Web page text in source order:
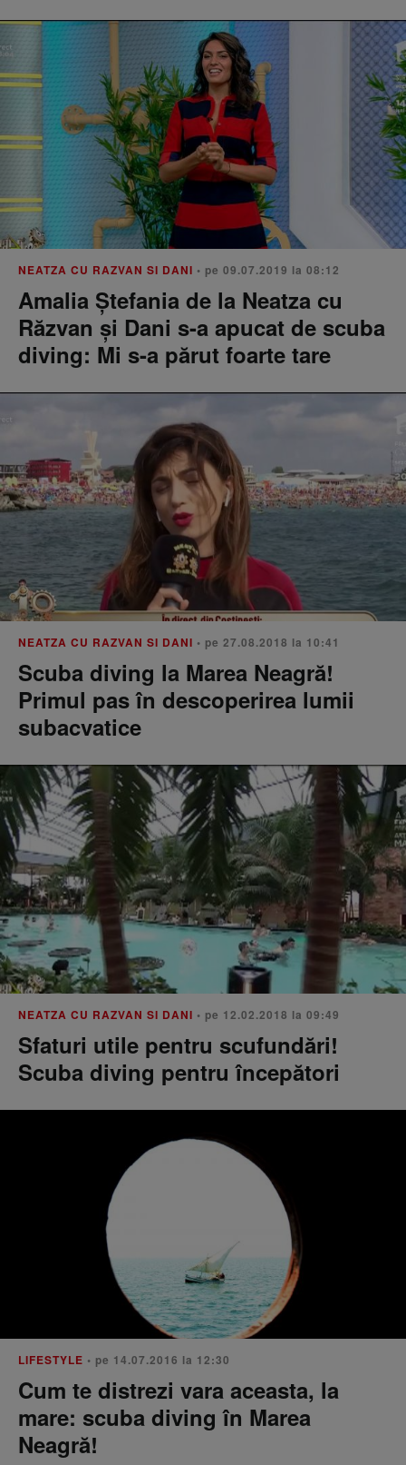
NEATZA CU RAZVAN SI DANI • pe 09.07.2019 la 08:12
Amalia Ștefania de la Neatza cu
Răzvan și Dani s-a apucat de scuba
diving: Mi s-a părut foarte tare
NEATZA CU RAZVAN SI DANI • pe 27.08.2018 la 10:41
Scuba diving la Marea Neagră!
Primul pas în descoperirea lumii
subacvatice
NEATZA CU RAZVAN SI DANI • pe 12.02.2018 la 09:49
Sfaturi utile pentru scufundări!
Scuba diving pentru începători
LIFESTYLE • pe 14.07.2016 la 12:30
Cum te distrezi vara aceasta, la
mare: scuba diving în Marea
Neagră!